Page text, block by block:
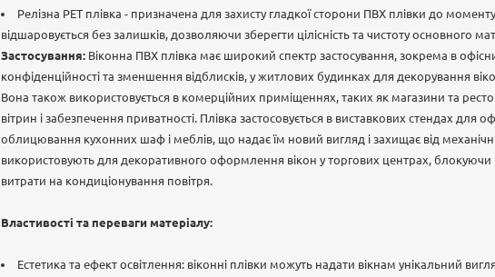
Релізна РЕТ плівка - призначена для захисту гладкої сторони ПВХ плівки до моменту
відшаровується без залишків, дозволяючи зберегти цілісність та чистоту основного
Застосування: Віконна ПВХ плівка має широкий спектр застосування, зокрема в
конфіденційності та зменшення відблисків, у житлових будинках для декорування
Вона також використовується в комерційних приміщеннях, таких як магазини та
вітрин і забезпечення приватності. Плівка застосовується в виставкових стендах
облицювання кухонних шаф і меблів, що надає їм новий вигляд і захищає від
використовують для декоративного оформлення вікон у торгових центрах,
витрати на кондиціонування повітря.
Властивості та переваги матеріалу:
Естетика та ефект освітлення: віконні плівки можуть надати вікнам унікальний